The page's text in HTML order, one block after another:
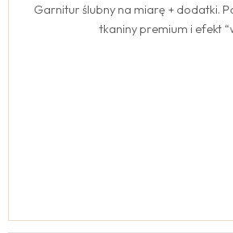
Garnitur ślubny na miarę + dodatki.
tkaniny premium i efekt